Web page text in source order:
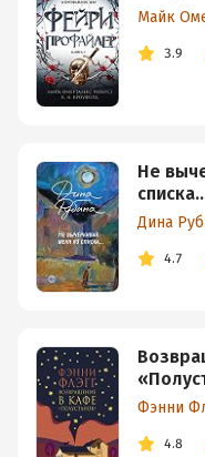
Майк
3.9
Не
Дина
4.7
Фэнни
4.8